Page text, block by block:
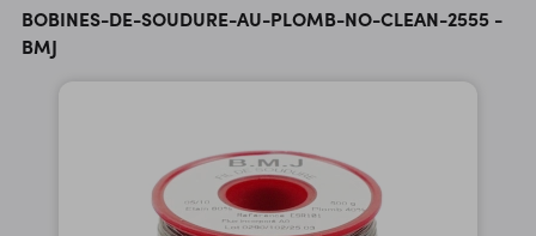
BOBINES-DE-SOUDURE-AU-PLOMB-NO-CLEAN-2555 -
BMJ